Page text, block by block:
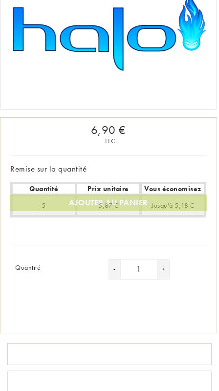
6,90 €
TTC
Remise sur la quantité
Quantité Prix unitaire
Vous économisez
5
5,87 € Jusqu'à 5,18 €
Quantité
AJOUTER AU PANIER